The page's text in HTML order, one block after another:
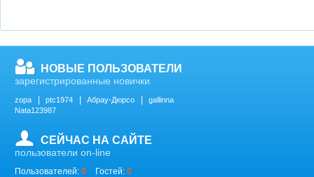
НОВЫЕ ПОЛЬЗОВАТЕЛИ
зарегистрированные новички
zopa ptc1974 Абрау-Дюрсо
gallinna
Nata123987
СЕЙЧАС НА САЙТЕ
пользователи on-line
Пользователей: 0 Гостей: 0